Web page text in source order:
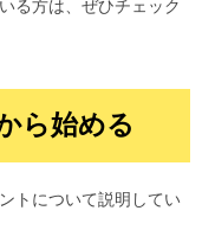
る方は、ぜひチェック
ら始める
トについて説明してい